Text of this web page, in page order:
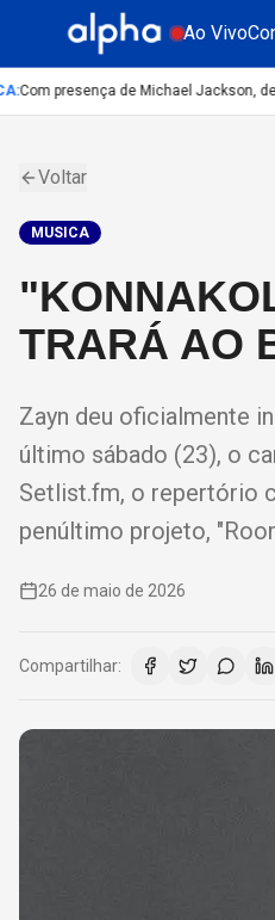
Ao Vivo
Com presença de Michael Jackson,
Voltar
MUSICA
TRARÁ AO
Zayn deu oficialmente
último sábado (23), o
Setlist.fm, o repertório
penúltimo projeto,
26 de maio de 2026
Compartilhar: